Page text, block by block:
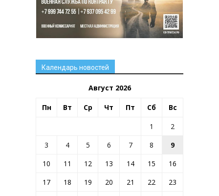
Календарь новостей
Август 2026
Пн Вт Ср Чт Пт Сб Вс
1
2
3
4 5 6 7 8
9
10
11 12 13 14 15
16
17
18 19 20 21 22
23